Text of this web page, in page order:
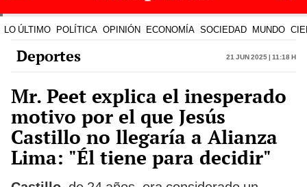
LO ÚLTIMO POLÍTICA OPINIÓN ECONOMÍA SOCIEDAD MUNDO
Deportes 21 Jun 2025 | 11:18 h
Mr. Peet explica el inesperado
motivo por el que Jesús
Castillo no llegaría a Alianza
Lima: "Él tiene para decidir"